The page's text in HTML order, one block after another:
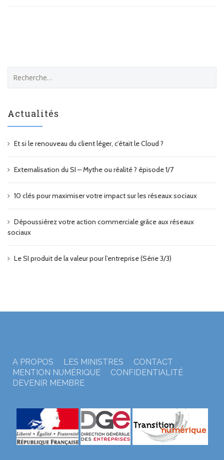
e
r
h
r
Actualités
Et si le renouveau du client léger, c’était le Cloud ?
Externalisation du SI – Mythe ou réalité ? épisode 1/7
10 clés pour maximiser votre impact sur les réseaux sociaux
Dépoussiérez votre action commerciale grâce aux réseaux
sociaux
Le SI produit de la valeur pour l’entreprise (Série 3/3)
A PROPOS LES MINISTRES
CONTACT
MENTION NUMÉRIQUE
CONFIDENTIALITÉ
DEVENIR MEMBRE